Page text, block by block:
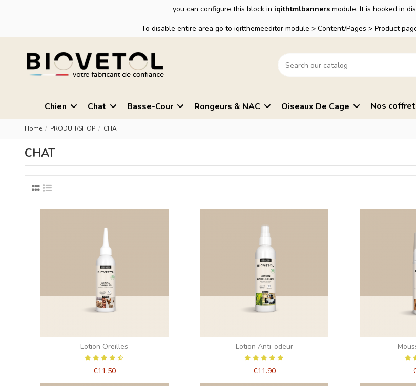
you can configure this block in iqithtmlbanners module. It is hooked in
To disable entire area go to iqitthemeeditor module > Content/Pages > Product
Chien Chat Basse-Cour Rongeurs & NAC Oiseaux De Cage Nos
Home PRODUIT/SHOP CHAT
CHAT
Lotion Oreilles
€11.50
Lotion Anti-odeur
€11.90